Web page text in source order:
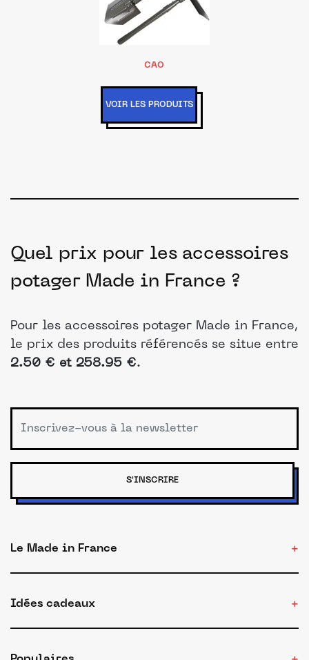
CAO
VOIR LES PRODUITS
Quel prix pour les accessoires
potager Made in France ?
Pour les accessoires potager Made in France,
le prix des produits référencés se situe entre
2.50 € et 258.95 €.
S'INSCRIRE
Le Made in France
Idées cadeaux